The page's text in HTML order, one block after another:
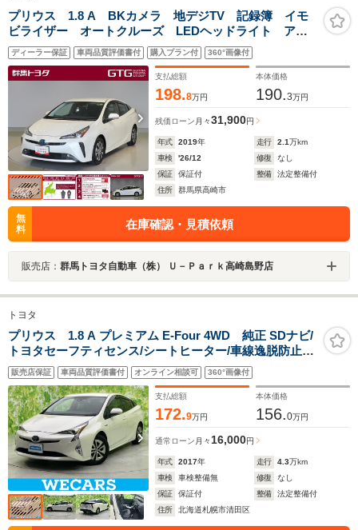
プリウス 1.8 A BKカメラ 地デジTV 記録簿 イモ
ビライザー オートクルーズ LEDヘッドライト アル
ミ パワーステアリング 1オーナー サイドエアバッ
グ ETC メモリ-ナビ Pシート SRS 横滑防止
ABS
ディーラー保証 車両品質評価書付 購入プラン付 360°画像付
支払総額
198.8万円
本体価格
190.3万円
残価ローン 月々31,900円
年式 2019年 走行 2.1万km
車検
'26/12 修復
なし
保証
保証付 整備
法定整備付
住所
群馬県高崎市
無
料
在庫確認・見積依頼
販売店： 群馬トヨタ自動車（株） Ｕ－Ｐａｒｋ高崎島野店
トヨタ
プリウス 1.8 A プレミアム E-Four 4WD 純正 SDナビ/
トヨタセーフティセンス/シートヒーター/車線逸脱防止支
援システム/シート 合皮/パーキングアシスト 自動操舵/ド
ライブレコーダー 社外/ヘッドランプ HID
販売店保証 車両品質評価書付 オンライン相談可 360°画像付
支払総額
172.9万円
本体価格
156.0万円
通常ローン 月々 16,000円
年式 2017年 走行 4.3万km
車検
車検整備無 修復
なし
保証
保証付 整備
法定整備付
住所
北海道札幌市清田区